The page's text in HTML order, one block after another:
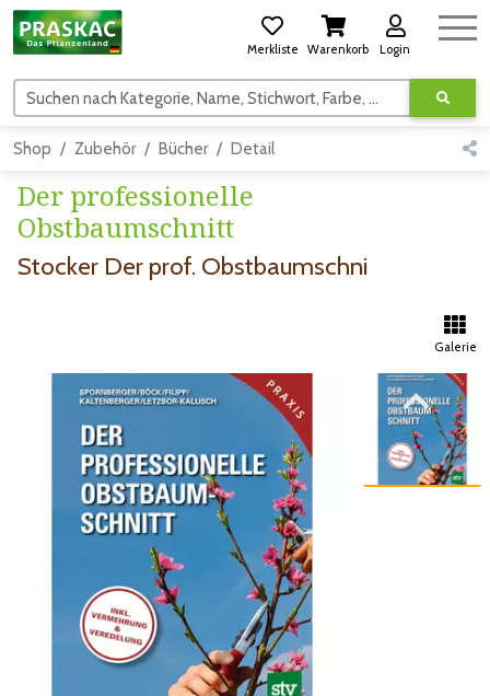
Merkliste Warenkorb Login
Suchen nach Kategorie, Name, Stichwort, Farbe, usw.
Shop Zubehör Bücher Detail
Der professionelle
Obstbaumschnitt
Stocker Der prof. Obstbaumschni
Galerie
Zum vorigen Bild